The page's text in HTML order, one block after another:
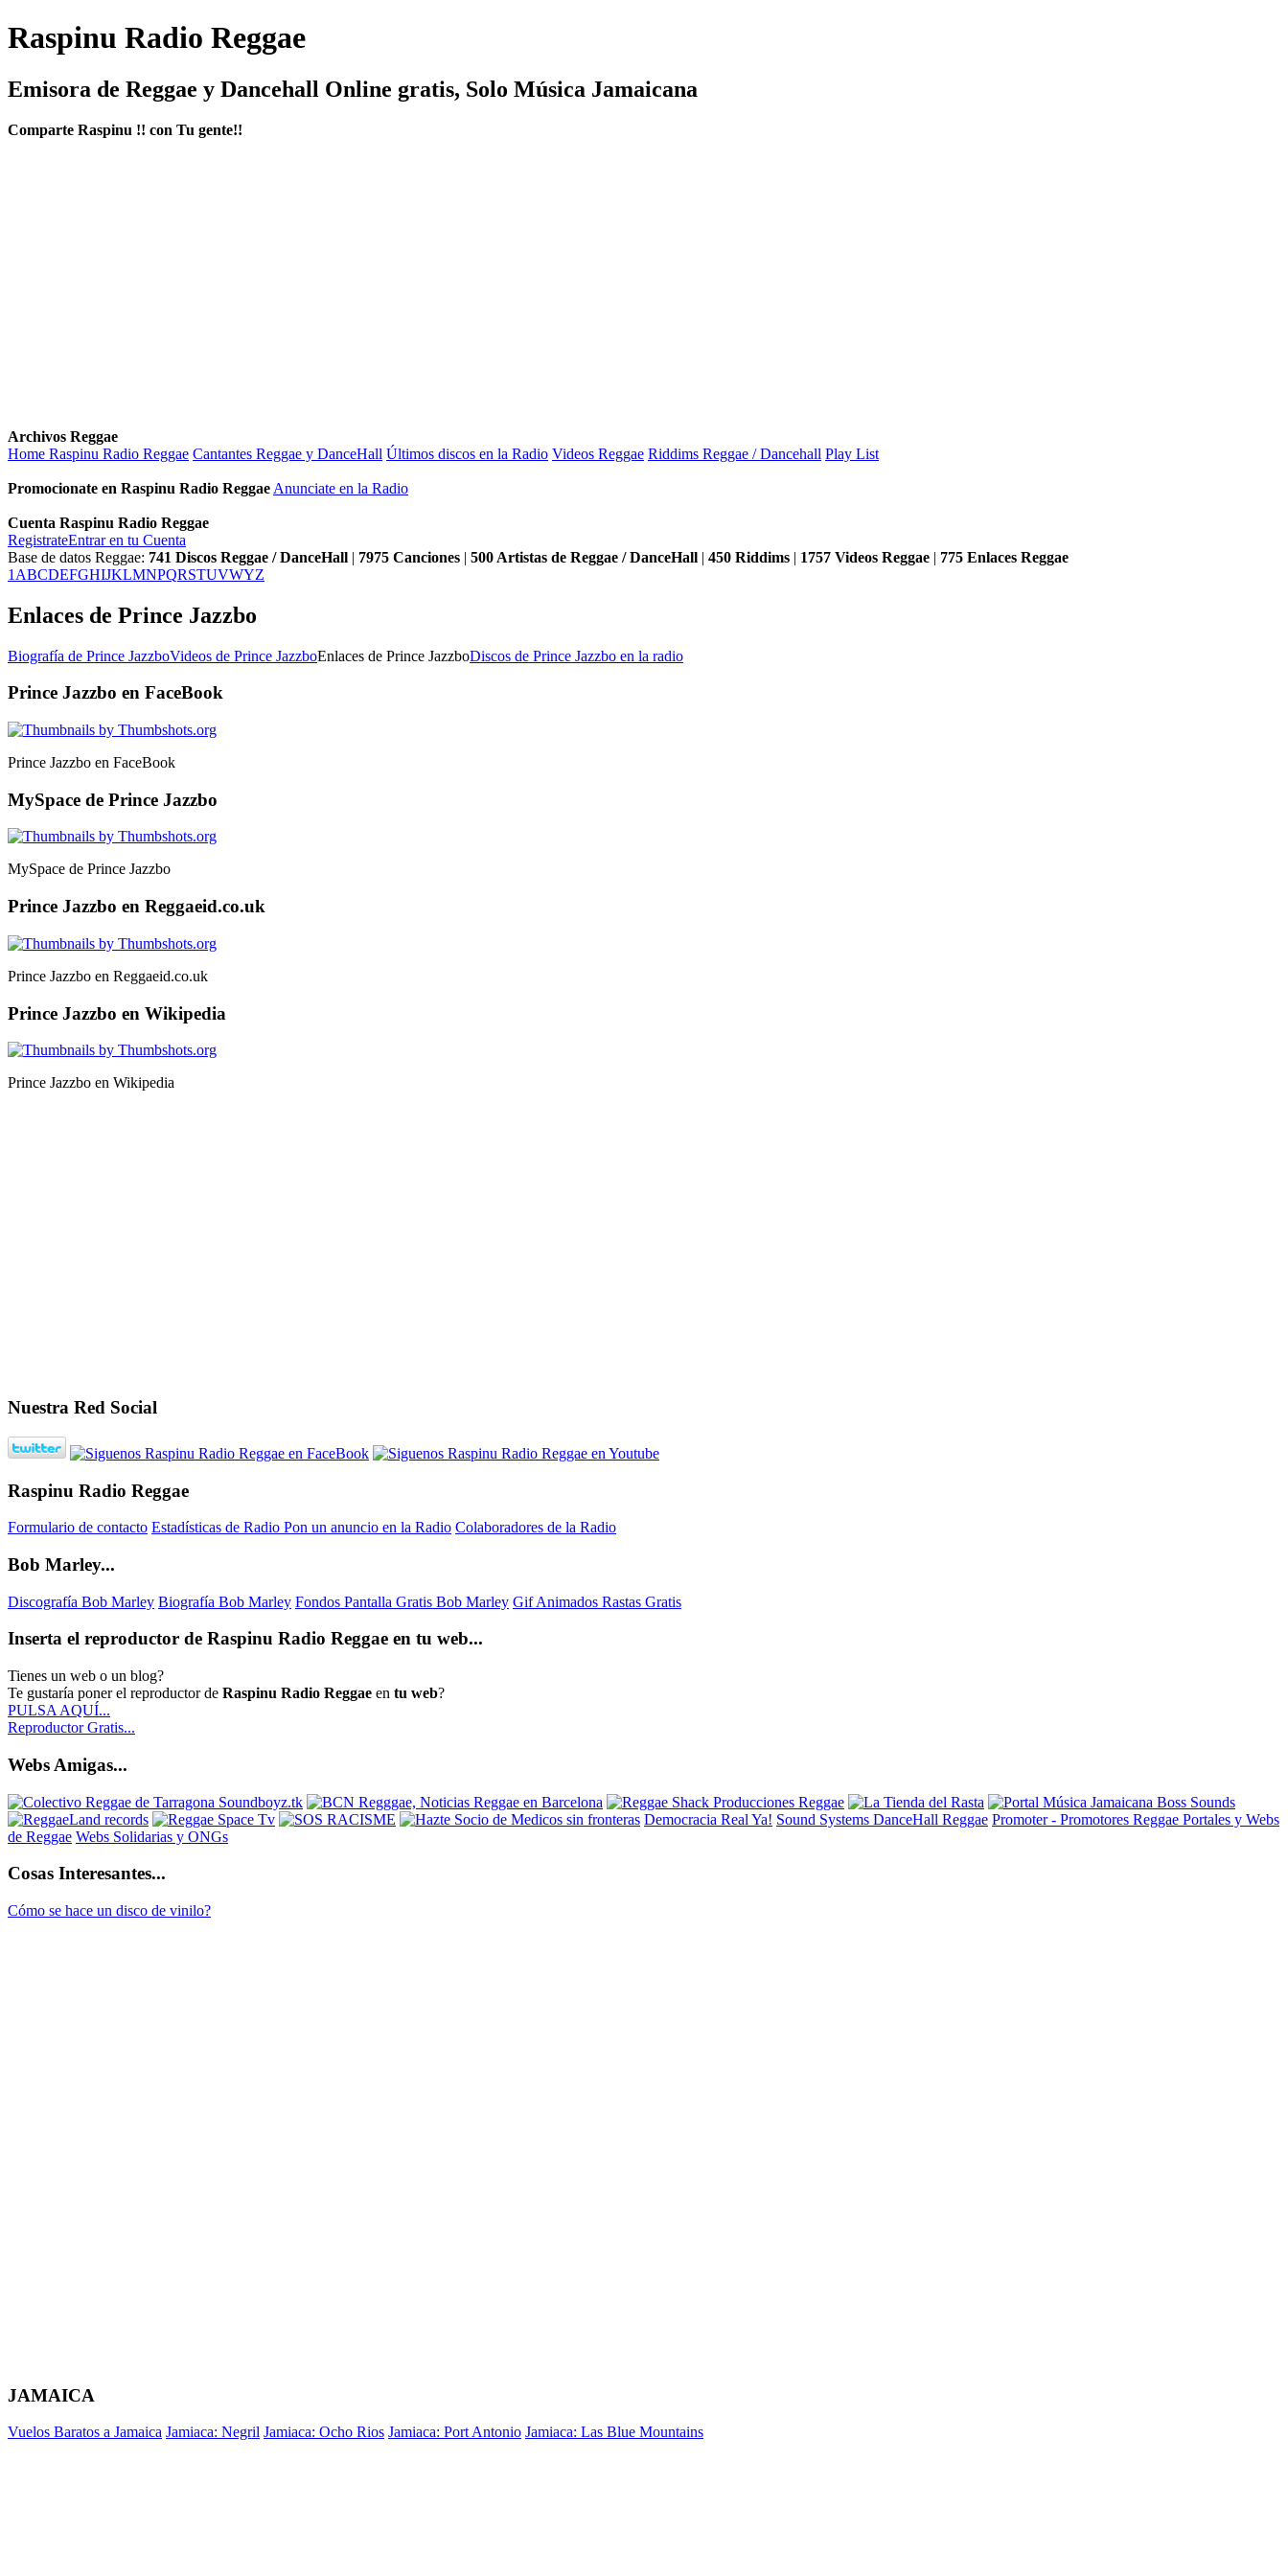
Raspinu Radio Reggae
Emisora de Reggae y Dancehall Online gratis, Solo Música Jamaicana
Comparte Raspinu !! con Tu gente!!
Archivos Reggae
Home Raspinu Radio Reggae Cantantes Reggae y DanceHall Últimos discos en la Radio Videos Reggae Riddims Reggae / Dancehall Play List
Promocionate en Raspinu Radio Reggae Anunciate en la Radio
Cuenta Raspinu Radio Reggae
RegistrateEntrar en tu Cuenta
Base de datos Reggae: 741 Discos Reggae / DanceHall | 7975 Canciones | 500 Artistas de Reggae / DanceHall | 450 Riddims | 1757 Videos Reggae | 775 Enlaces Reggae
1 ABCDEFGHIJKLMNPQRSTUVWYZ
Enlaces de Prince Jazzbo
Biografía de Prince JazzboVideos de Prince JazzboEnlaces de Prince JazzboDiscos de Prince Jazzbo en la radio
Prince Jazzbo en FaceBook
Prince Jazzbo en FaceBook
MySpace de Prince Jazzbo
MySpace de Prince Jazzbo
Prince Jazzbo en Reggaeid.co.uk
Prince Jazzbo en Reggaeid.co.uk
Prince Jazzbo en Wikipedia
Prince Jazzbo en Wikipedia
Nuestra Red Social
Raspinu Radio Reggae
Formulario de contacto Estadísticas de Radio Pon un anuncio en la Radio Colaboradores de la Radio
Bob Marley...
Discografía Bob Marley Biografía Bob Marley Fondos Pantalla Gratis Bob Marley Gif Animados Rastas Gratis
Inserta el reproductor de Raspinu Radio Reggae en tu web...
Tienes un web o un blog?
Te gustaría poner el reproductor de Raspinu Radio Reggae en tu web?
PULSA AQUÍ...
Reproductor Gratis...
Webs Amigas...
Democracia Real Ya! Sound Systems DanceHall Reggae Promoter - Promotores Reggae Portales y Webs
de Reggae Webs Solidarias y ONGs
Cosas Interesantes...
Cómo se hace un disco de vinilo?
JAMAICA
Vuelos Baratos a Jamaica Jamiaca: Negril Jamiaca: Ocho Rios Jamiaca: Port Antonio Jamiaca: Las Blue Mountains